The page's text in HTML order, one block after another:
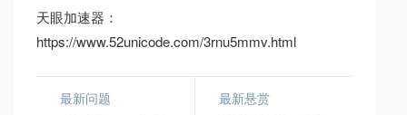
天眼加速器：
https://www.52unicode.com/3rnu5mmv.html
最新问题 最新悬赏